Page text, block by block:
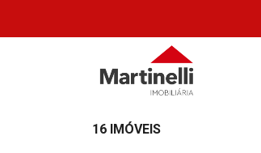
16 IMÓVEIS